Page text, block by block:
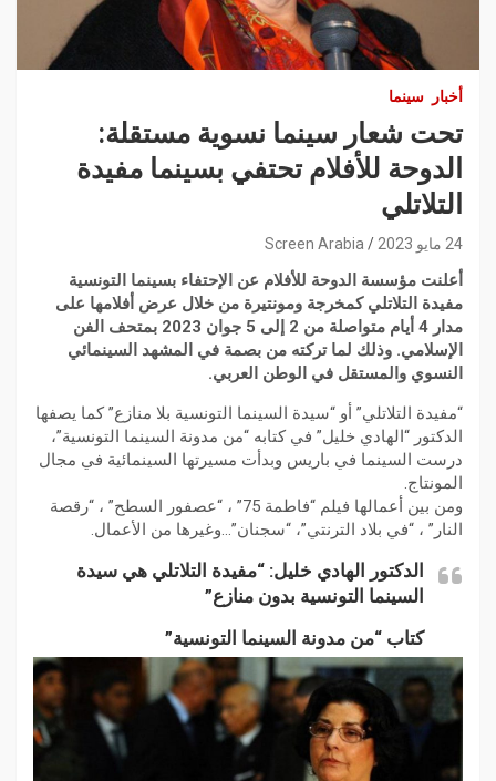
أخبار سينما
تحت شعار سينما نسوية مستقلة:
الدوحة للأفلام تحتفي بسينما مفيدة
التلاتلي
24 مايو 2023 Screen Arabia
أعلنت مؤسسة الدوحة للأفلام عن الإحتفاء بسينما التونسية
مفيدة التلاتلي كمخرجة ومونتيرة من خلال عرض أفلامها على
مدار 4 أيام متواصلة من 2 إلى 5 جوان 2023 بمتحف الفن
الإسلامي. وذلك لما تركته من بصمة في المشهد السينمائي
النسوي والمستقل في الوطن العربي.
“مفيدة التلاتلي” أو “سيدة السينما التونسية بلا منازع” كما يصفها
الدكتور “الهادي خليل” في كتابه “من مدونة السينما التونسية”،
درست السينما في باريس وبدأت مسيرتها السينمائية في مجال
المونتاج.
ومن بين أعمالها فيلم “فاطمة 75” ، “عصفور السطح” ، “رقصة
النار” ، “في بلاد الترنتي”، “سجنان”…وغيرها من الأعمال.
الدكتور الهادي خليل: “مفيدة التلاتلي هي سيدة
السينما التونسية بدون منازع”
كتاب “من مدونة السينما التونسية”